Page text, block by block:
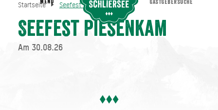
Startseite Seefest Piesenkam
Seefest Piesenkam
Am 30.08.26
Startseite Seefest Piesenkam
MENU GASTGEBERSUCHE